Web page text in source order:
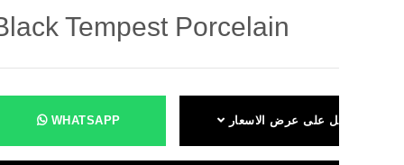
Tempest Porcelain
WHATSAPP احصل على عرض الاسعار